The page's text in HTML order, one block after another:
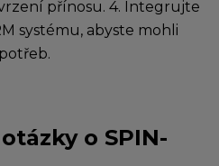
přínosu. 4. Integrujte
systému, abyste mohli
o SPIN-